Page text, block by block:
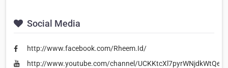
Social Media
http://www.facebook.com/Rheem.Id/
http://www.youtube.com/channel/